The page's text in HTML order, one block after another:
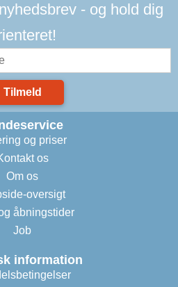
- og hold dig
Tilmeld
og priser
os
Om os
oversigt
åbningstider
Job
information